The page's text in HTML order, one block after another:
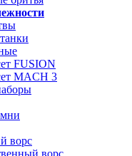
FUSION
MACH 3
ворс
ворс